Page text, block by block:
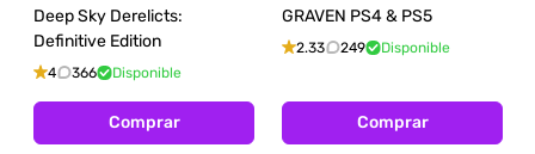
Deep Sky Derelicts:
Definitive Edition
4 366 Disponible
Comprar
GRAVEN PS4 & PS5
2.33 249 Disponible
Comprar